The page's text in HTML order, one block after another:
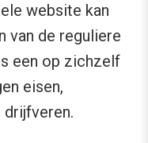
website kan
van de reguliere
een op zichzelf
eisen,